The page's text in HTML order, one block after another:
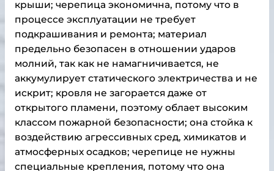
крыши; черепица экономична, потому что в
процессе эксплуатации не требует
подкрашивания и ремонта; материал
предельно безопасен в отношении ударов
молний, так как не намагничивается, не
аккумулирует статического электричества и не
искрит; кровля не загорается даже от
открытого пламени, поэтому облает высоким
классом пожарной безопасности; она стойка к
воздействию агрессивных сред, химикатов и
атмосферных осадков; черепице не нужны
специальные крепления, потому что она